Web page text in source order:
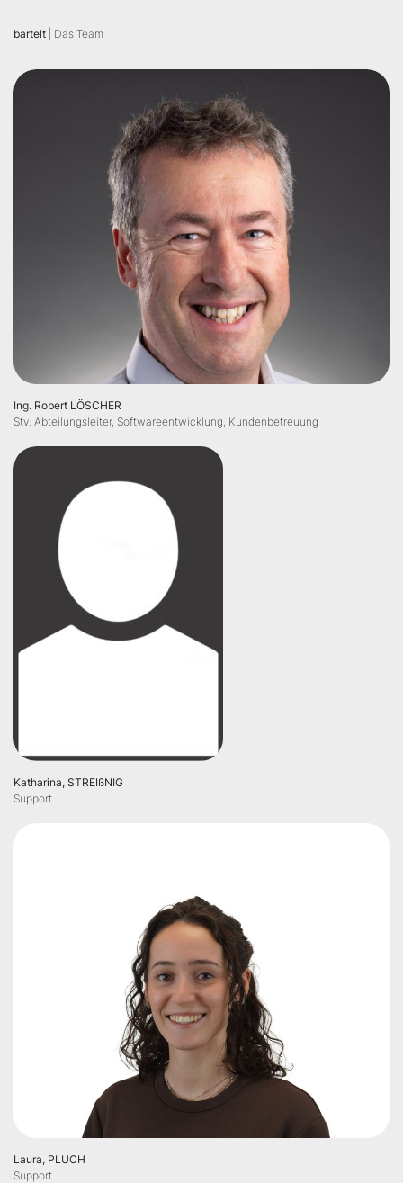
bartelt | Das Team
Ing. Robert LÖSCHER
Stv. Abteilungsleiter, Softwareentwicklung, Kundenbetreuung
Katharina, STREIßNIG
Support
Laura, PLUCH
Support